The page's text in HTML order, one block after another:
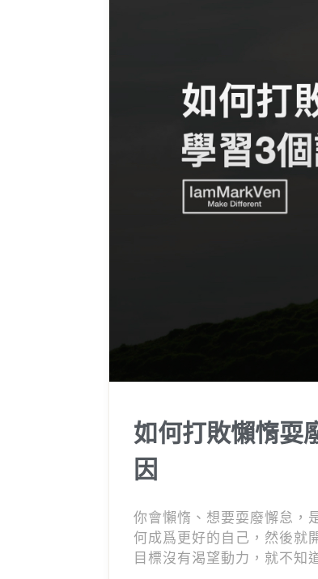
如何打敗懶惰耍
因
你會懶惰、想要耍廢懈怠，
何成爲更好的自己，然後就
目標沒有渴望動力，就不知